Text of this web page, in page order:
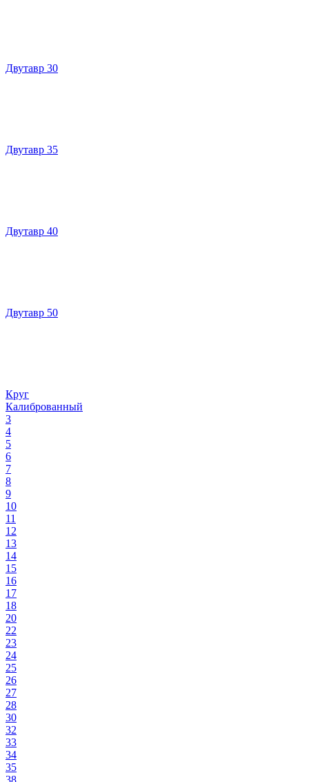
Двутавр 30
Двутавр 35
Двутавр 40
Двутавр 50
Круг
Калиброванный
3
4
5
6
7
8
9
10
11
12
13
14
15
16
17
18
20
22
23
24
25
26
27
28
30
32
33
34
35
38